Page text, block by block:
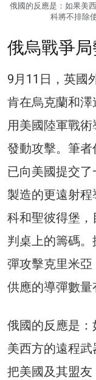
俄國的反應是：如果美
科將不排除
俄烏戰爭局
9月11日，英國
肯在烏克蘭和
用美國陸軍戰
發動攻擊。筆
已向美國提交
製造的更遠射
科和聖彼得堡
判桌上的籌碼
彈攻擊克里米
供應的導彈數量
俄國的反應是
美西方的遠程
把美國及其盟